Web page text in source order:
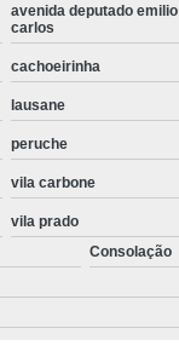
avenida deputado emilio
carlos
cachoeirinha
lausane
peruche
vila carbone
vila prado
Consolação